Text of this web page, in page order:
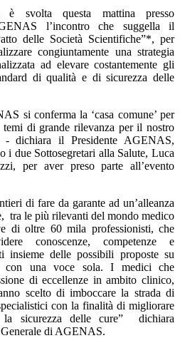
è svolta questa mattina presso
l’incontro che suggella il
delle Società Scientifiche”*, per
congiuntamente una strategia
ad elevare costantemente gli
di qualità e di sicurezza delle
si conferma la ‘casa comune’ per
temi di grande rilevanza per il nostro
- dichiara il Presidente AGENAS,
i due Sottosegretari alla Salute, Luca
per aver preso parte all’evento
di fare da garante ad un’alleanza
tra le più rilevanti del mondo medico
di oltre 60 mila professionisti, che
conoscenze, competenze e
insieme delle possibili proposte su
una voce sola. I medici che
di eccellenze in ambito clinico,
scelto di imboccare la strada di
con la finalità di migliorare
la sicurezza delle cure” dichiara
di AGENAS.